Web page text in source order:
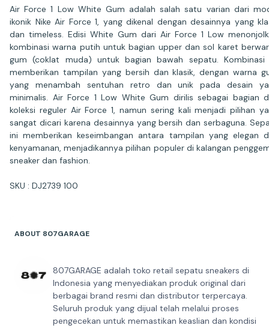
Air Force 1 Low White Gum adalah salah satu varian dari
ikonik Nike Air Force 1, yang dikenal dengan desainnya yang
dan timeless. Edisi White Gum dari Air Force 1 Low
kombinasi warna putih untuk bagian upper dan sol karet
gum (coklat muda) untuk bagian bawah sepatu. Kombinasi
memberikan tampilan yang bersih dan klasik, dengan warna
yang menambah sentuhan retro dan unik pada desain
minimalis. Air Force 1 Low White Gum dirilis sebagai bagian
koleksi reguler Air Force 1, namun sering kali menjadi pilihan
sangat dicari karena desainnya yang bersih dan serbaguna.
ini memberikan keseimbangan antara tampilan yang elegan
kenyamanan, menjadikannya pilihan populer di kalangan
sneaker dan fashion.
SKU : DJ2739 100
ABOUT 807GARAGE
807GARAGE adalah toko retail sepatu sneakers di
Indonesia yang menyediakan produk original dari
berbagai brand resmi dan distributor terpercaya.
Seluruh produk yang dijual telah melalui proses
pengecekan untuk memastikan keaslian dan kondisi